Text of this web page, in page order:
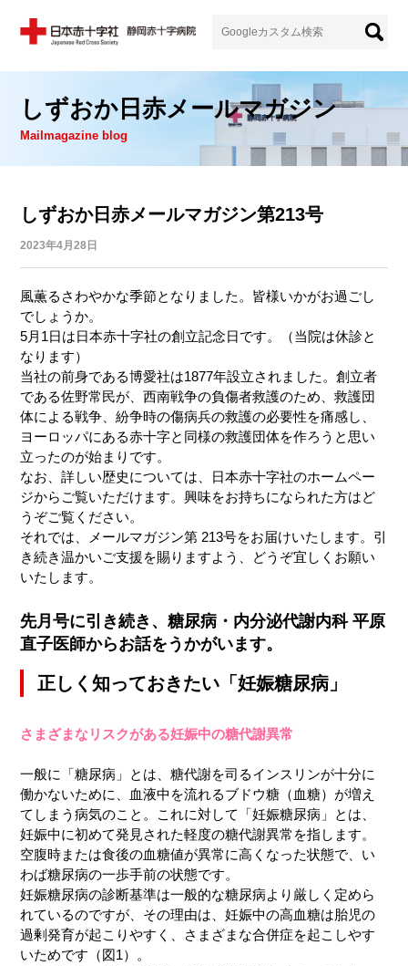
しずおか日赤メールマガジン
Mailmagazine blog
しずおか日赤メールマガジン第213号
2023年4月28日
風薫るさわやかな季節となりました。皆様いかがお過ごし
でしょうか。
5月1日は日本赤十字社の創立記念日です。（当院は休診と
なります）
当社の前身である博愛社は1877年設立されました。創立者
である佐野常民が、西南戦争の負傷者救護のため、救護団
体による戦争、紛争時の傷病兵の救護の必要性を痛感し、
ヨーロッパにある赤十字と同様の救護団体を作ろうと思い
立ったのが始まりです。
なお、詳しい歴史については、日本赤十字社のホームペー
ジからご覧いただけます。興味をお持ちになられた方はど
うぞご覧ください。
それでは、メールマガジン第 213号をお届けいたします。引
き続き温かいご支援を賜りますよう、どうぞ宜しくお願い
いたします。
先月号に引き続き、糖尿病・内分泌代謝内科 平原
直子医師からお話をうかがいます。
正しく知っておきたい「妊娠糖尿病」
さまざまなリスクがある妊娠中の糖代謝異常
一般に「糖尿病」とは、糖代謝を司るインスリンが十分に
働かないために、血液中を流れるブドウ糖（血糖）が増え
てしまう病気のこと。これに対して「妊娠糖尿病」とは、
妊娠中に初めて発見された軽度の糖代謝異常を指します。
空腹時または食後の血糖値が異常に高くなった状態で、い
わば糖尿病の一歩手前の状態です。
妊娠糖尿病の診断基準は一般的な糖尿病より厳しく定めら
れているのですが、その理由は、妊娠中の高血糖は胎児の
過剰発育が起こりやすく、さまざまな合併症を起こしやす
いためです（図1）。